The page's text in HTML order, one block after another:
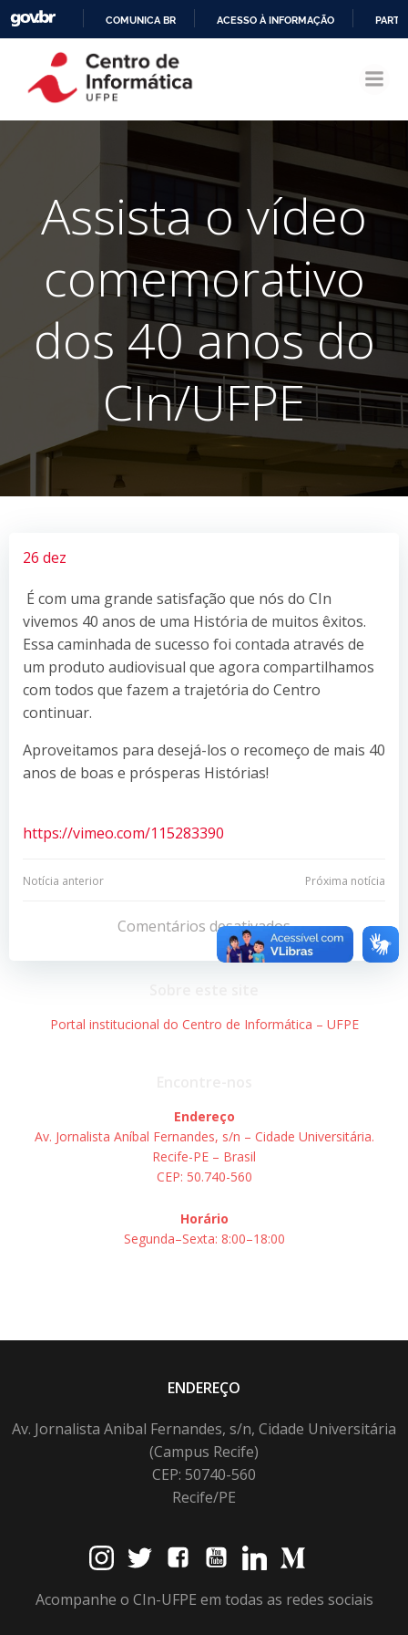
CONTEÚDO
COMUNICA BR ACESSO À INFORMAÇÃO
Assista o vídeo
comemorativo
dos 40 anos do
CIn/UFPE
26 dez
É com uma grande satisfação que nós do CIn
vivemos 40 anos de uma História de muitos êxitos.
Essa caminhada de sucesso foi contada através de
um produto audiovisual que agora compartilhamos
com todos que fazem a trajetória do Centro
continuar.
Aproveitamos para desejá-los o recomeço de mais 40
anos de boas e prósperas Histórias!
https://vimeo.com/115283390
Navegação
Post
Notícia anterior
Navegação
de
Post
Próxima notícia
Comentários desativados
Portal institucional do Centro de Informática – UFPE
Endereço
Av. Jornalista Aníbal Fernandes, s/n – Cidade Universitária.
Recife-PE – Brasil
CEP: 50.740-560
Horário
Segunda–Sexta: 8:00–18:00
ENDEREÇO
Av. Jornalista Anibal Fernandes, s/n, Cidade Universitária
(Campus Recife)
CEP: 50740-560
Recife/PE
Acompanhe o CIn-UFPE em todas as redes sociais